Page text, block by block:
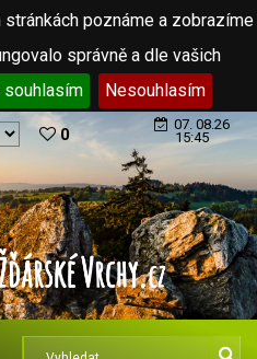
poznáme a zobrazíme
správně a dle vašich
souhlasím Nesouhlasím
0
07. 08.26
15:45